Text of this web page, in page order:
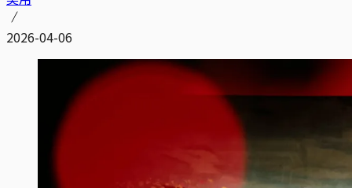
2026-04-06